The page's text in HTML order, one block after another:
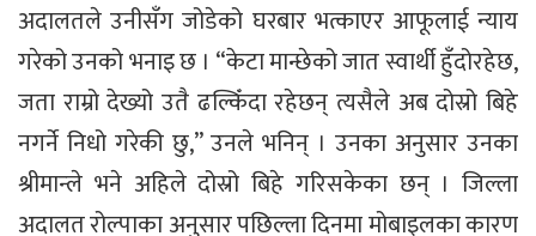
अदालतले उनीसँग जोडेको घरबार भत्काएर आफूलाई न्याय
गरेको उनको भनाइ छ । “केटा मान्छेको जात स्वार्थी हुँदोरहेछ,
जता राम्रो देख्यो उतै ढल्किँदा रहेछन् त्यसैले अब दोस्रो बिहे
नगर्ने निधो गरेकी छु,” उनले भनिन् । उनका अनुसार उनका
श्रीमान्ले भने अहिले दोस्रो बिहे गरिसकेका छन् । जिल्ला
अदालत रोल्पाका अनुसार पछिल्ला दिनमा मोबाइलका कारण